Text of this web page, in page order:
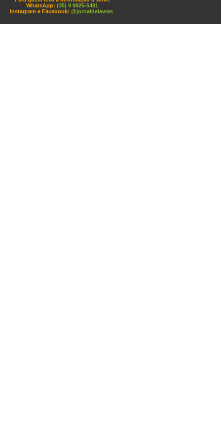
WhatsApp: (35) 9 9925-5481
Instagram e Facebook: @jornaldelavras